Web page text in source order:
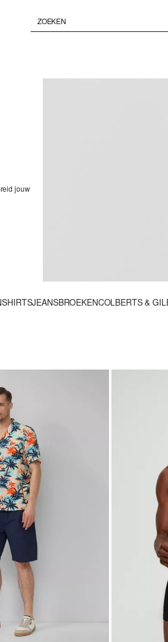
jouw
SHIRTSJEANSBROEKENCOLBERTS &